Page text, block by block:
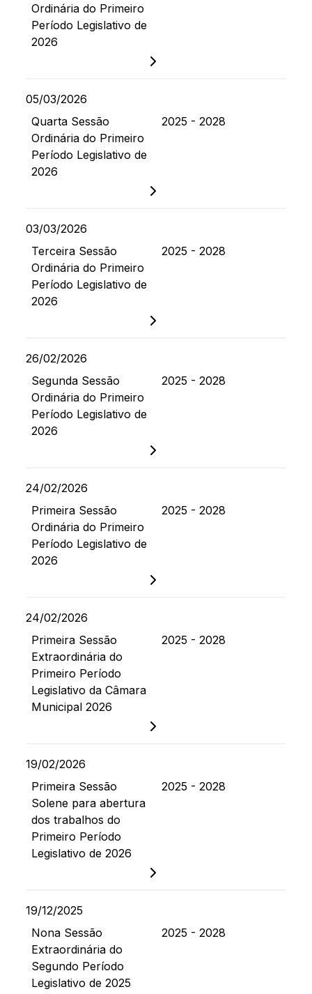
Ordinária do Primeiro
Período Legislativo de
2026
05/03/2026
Quarta Sessão
Ordinária do Primeiro
Período Legislativo de
2026
2025 - 2028
03/03/2026
Terceira Sessão
Ordinária do Primeiro
Período Legislativo de
2026
2025 - 2028
26/02/2026
Segunda Sessão
Ordinária do Primeiro
Período Legislativo de
2026
2025 - 2028
24/02/2026
Primeira Sessão
Ordinária do Primeiro
Período Legislativo de
2026
2025 - 2028
24/02/2026
Primeira Sessão
Extraordinária do
Primeiro Período
Legislativo da Câmara
Municipal 2026
2025 - 2028
19/02/2026
Primeira Sessão
Solene para abertura
dos trabalhos do
Primeiro Período
Legislativo de 2026
2025 - 2028
19/12/2025
Nona Sessão
Extraordinária do
Segundo Período
Legislativo de 2025
2025 - 2028